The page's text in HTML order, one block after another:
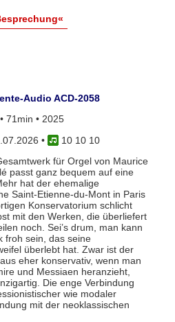
Audio ACD-2058
71min • 2025
•
10 10 10
für Orgel von Maurice
passt ganz bequem auf eine
hat der ehemalige
Saint-Etienne-du-Mont in Paris
Konservatorium schlicht
mit den Werken, die überliefert
noch. Sei’s drum, man kann
froh sein, das seine
überlebt hat. Zwar ist der
eher konservativ, wenn man
und Messiaen heranzieht,
Die enge Verbindung
wie modaler
mit der neoklassischen